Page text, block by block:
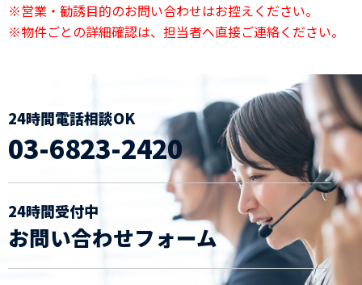
※営業・勧誘目的のお問い合わせはお控えください。
※物件ごとの詳細確認は、担当者へ直接ご連絡ください。
24時間電話相談OK
03-6823-2420
24時間受付中
お問い合わせフォーム